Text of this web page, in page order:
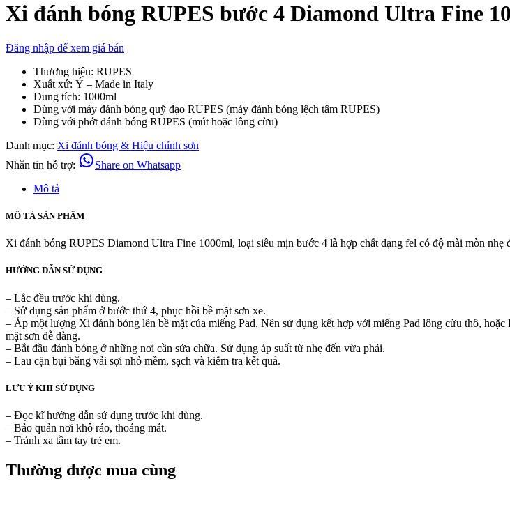
Xi đánh bóng RUPES bước 4 Diamond Ultra Fine
Đăng nhập để xem giá bán
Thương hiệu: RUPES
Xuất xứ: Ý – Made in Italy
Dung tích: 1000ml
Dùng với máy đánh bóng quỹ đạo RUPES (máy đánh bóng lệch tâm RUPES)
Dùng với phớt đánh bóng RUPES (mút hoặc lông cừu)
Danh mục: Xi đánh bóng & Hiệu chỉnh sơn
Nhắn tin hỗ trợ:
Share on Whatsapp
Mô tả
MÔ TẢ SẢN PHẨM
Xi đánh bóng RUPES Diamond Ultra Fine 1000ml, loại siêu mịn bước 4 là hợp chất dạng fel có độ mài mòn nhẹ
HƯỚNG DẪN SỬ DỤNG
– Lắc đều trước khi dùng.
– Sử dụng sản phẩm ở bước thứ 4, phục hồi bề mặt sơn xe.
– Áp một lượng Xi đánh bóng lên bề mặt của miếng Pad. Nên sử dụng kết hợp với miếng Pad lông cừu thô,
mặt sơn dễ dàng.
– Bắt đầu đánh bóng ở những nơi cần sửa chữa. Sử dụng áp suất từ nhẹ đến vừa phải.
– Lau cặn bụi bằng vải sợi nhỏ mềm, sạch và kiểm tra kết quả.
LƯU Ý KHI SỬ DỤNG
– Đọc kĩ hướng dẫn sử dụng trước khi dùng.
– Bảo quản nơi khô ráo, thoáng mát.
– Tránh xa tầm tay trẻ em.
Thường được mua cùng